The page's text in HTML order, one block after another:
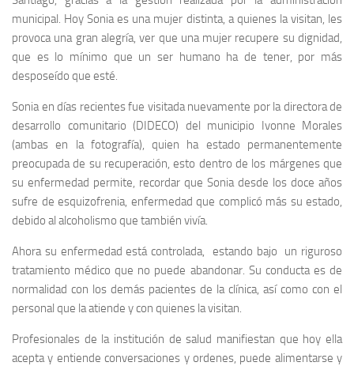
municipal. Hoy Sonia es una mujer distinta, a quienes la visitan, les
provoca una gran alegría, ver que una mujer recupere su dignidad,
que es lo mínimo que un ser humano ha de tener, por más
desposeído que esté.
Sonia en días recientes fue visitada nuevamente por la directora de
desarrollo comunitario (DIDECO) del municipio Ivonne Morales
(ambas en la fotografía), quien ha estado permanentemente
preocupada de su recuperación, esto dentro de los márgenes que
su enfermedad permite, recordar que Sonia desde los doce años
sufre de esquizofrenia, enfermedad que complicó más su estado,
debido al alcoholismo que también vivía.
Ahora su enfermedad está controlada, estando bajo un riguroso
tratamiento médico que no puede abandonar. Su conducta es de
normalidad con los demás pacientes de la clínica, así como con el
personal que la atiende y con quienes la visitan.
Profesionales de la institución de salud manifiestan que hoy ella
acepta y entiende conversaciones y ordenes, puede alimentarse y